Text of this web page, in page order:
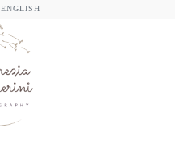
ENGLISH